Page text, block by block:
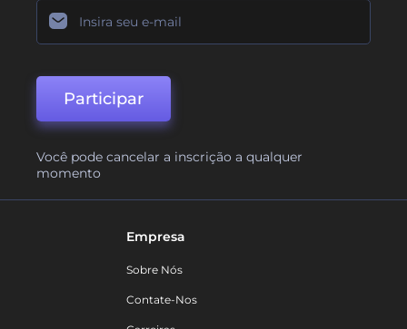
Participar
Você pode cancelar a inscrição a qualquer
momento
Empresa
Sobre Nós
Contate-Nos